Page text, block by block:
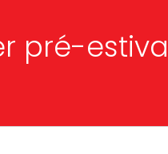
pré-